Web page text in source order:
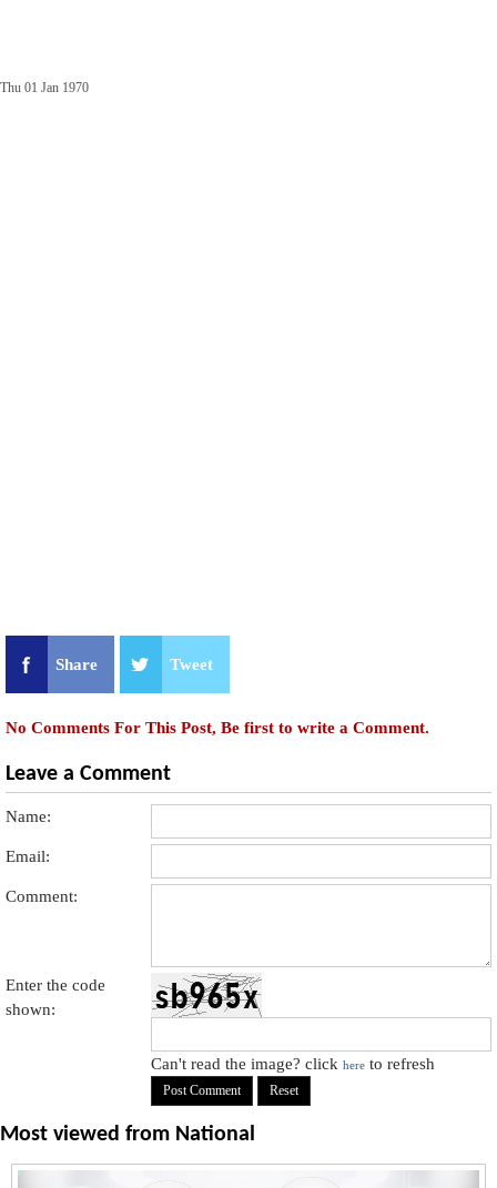
Thu 01 Jan 1970
Share Tweet
No Comments For This Post, Be first to write a Comment.
Leave a Comment
Name:
Email:
Comment:
Enter the code
shown:
Can't read the image? clickhere to refresh
Most viewed from National